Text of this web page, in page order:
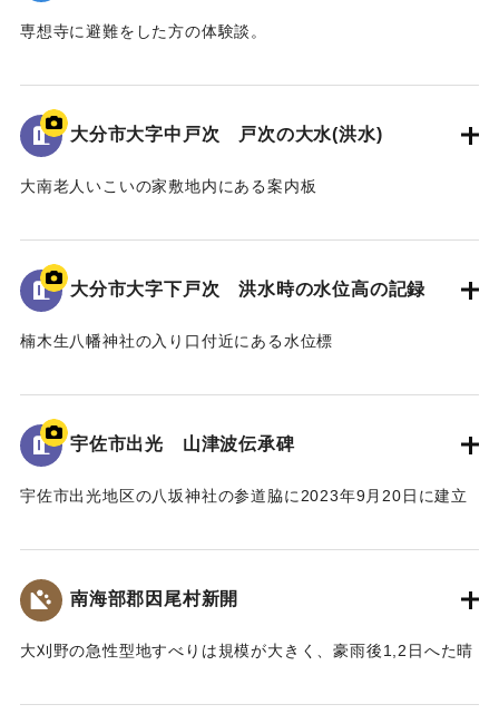
専想寺に避難をした方の体験談。
流されてきた家が境内のムクノキに引っかかった。
翌日の昼頃には水が引いていた。
大分市大字中戸次 戸次の大水(洪水)
大南老人いこいの家敷地内にある案内板
の詳細が示されている。水位は現在の地面より2.2ｍ。
倒壊家屋30戸、死者11名を出す大惨事であった。
地域住民の交流の場に設置されており、過去の災害について
【出典：案内板】
｜固有コード:
大分市大字下戸次 洪水時の水位高の記録
楠木生八幡神社の入り口付近にある水位標
録されている。水位は標高14.307ｍに到達した。
併せて昭和20年9月台風第16号、昭和36年10月の大雨によっ
て発生した洪水の水位高も記録されている。
[学生CERDの感想]
の甚大さが伺えた。
｜固有コード:00481077
宇佐市出光 山津波伝承碑
宇佐市出光地区の八坂神社の参道脇に2023年9月20日に建立
1943（昭和18）年9月20日に発生した大規模な土石流によ
り、八坂神社周辺の集落が被害を受けた。
災害発生当時の新聞には死者27人と記載されているが、近く
また、八坂神社の本殿は土石流により流失したが、石碑のそ
南海部郡因尾村新開
大刈野の急性型地すべりは規模が大きく、豪雨後1,2日へた晴
り、500m上流の新開部落の小学校校舎を浮上し、2.5～3Km